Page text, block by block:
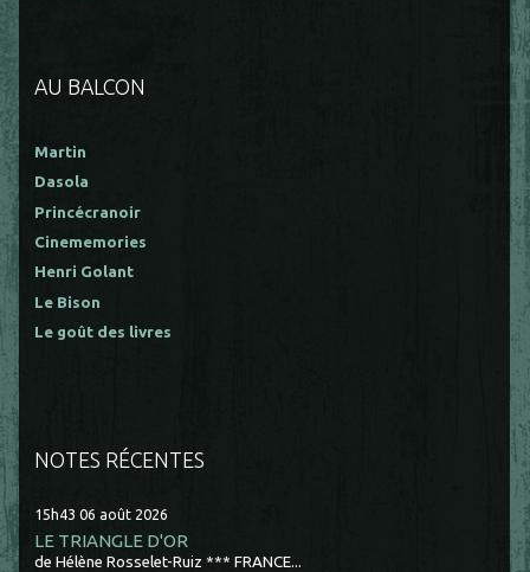
AU BALCON
Martin
Dasola
Princécranoir
Cinememories
Henri Golant
Le Bison
Le goût des livres
NOTES RÉCENTES
15h43 06 août 2026
LE TRIANGLE D'OR
de Hélène Rosselet-Ruiz *** FRANCE...